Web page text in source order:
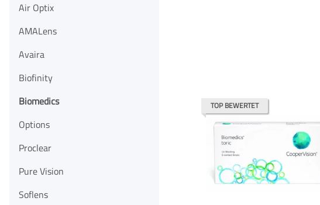
TOP BEWERTET
Air Optix
AMALens
Avaira
Biofinity
Biomedics
Options
Proclear
Pure Vision
Soflens